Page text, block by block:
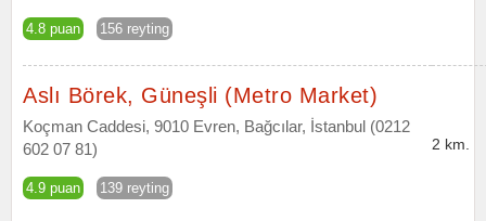
4.8 puan 156 reyting
Aslı Börek, Güneşli (Metro Market)
Koçman Caddesi, 9010 Evren, Bağcılar, İstanbul (0212
602 07 81)
4.9 puan 139 reyting
2 km.